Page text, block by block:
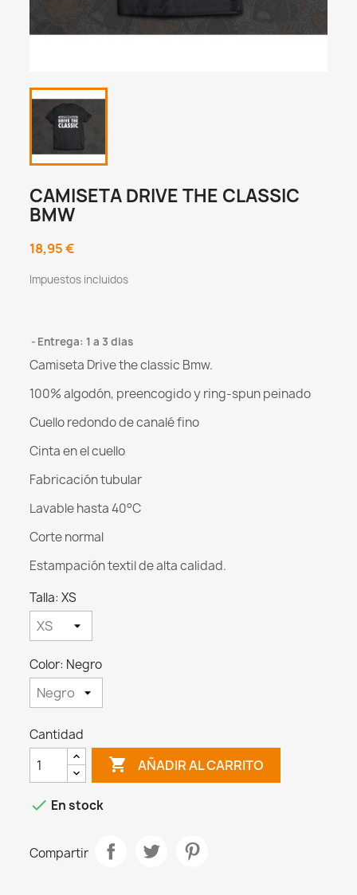
CAMISETA DRIVE THE CLASSIC
BMW
18,95 €
Impuestos incluidos
Entrega: 1 a 3 dias
Camiseta Drive the classic Bmw.
100% algodón, preencogido y ring-spun peinado
Cuello redondo de canalé fino
Cinta en el cuello
Fabricación tubular
Lavable hasta 40°C
Corte normal
Estampación textil de alta calidad.
Talla: XS
Color: Negro
Cantidad
 AÑADIR AL CARRITO
 En stock
Compartir